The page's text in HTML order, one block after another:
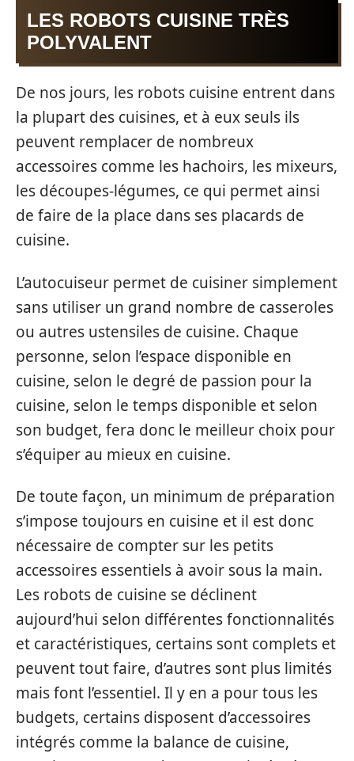
LES ROBOTS CUISINE TRÈS
POLYVALENT
De nos jours, les robots cuisine entrent dans
la plupart des cuisines, et à eux seuls ils
peuvent remplacer de nombreux
accessoires comme les hachoirs, les mixeurs,
les découpes-légumes, ce qui permet ainsi
de faire de la place dans ses placards de
cuisine.
L’autocuiseur permet de cuisiner simplement
sans utiliser un grand nombre de casseroles
ou autres ustensiles de cuisine. Chaque
personne, selon l’espace disponible en
cuisine, selon le degré de passion pour la
cuisine, selon le temps disponible et selon
son budget, fera donc le meilleur choix pour
s’équiper au mieux en cuisine.
De toute façon, un minimum de préparation
s’impose toujours en cuisine et il est donc
nécessaire de compter sur les petits
accessoires essentiels à avoir sous la main.
Les robots de cuisine se déclinent
aujourd’hui selon différentes fonctionnalités
et caractéristiques, certains sont complets et
peuvent tout faire, d’autres sont plus limités
mais font l’essentiel. Il y en a pour tous les
budgets, certains disposent d’accessoires
intégrés comme la balance de cuisine,